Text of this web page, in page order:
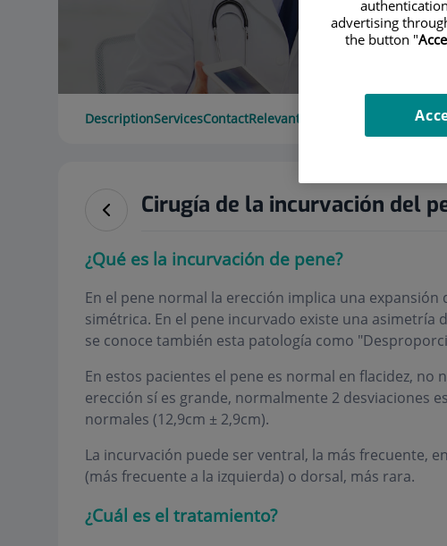
DescriptionServicesContactRelevant details Opening hours
Cirugía de la incurvación del
¿Qué es la incurvación de pene?
En el pene normal la erección implica una
simétrica. En el pene incurvado existe una asimetría
se conoce también esta patología como
En estos pacientes el pene es normal en flacidez,
erección sí es grande, normalmente 2 desviaciones
normales (12,9cm ± 2,9cm).
La incurvación puede ser ventral, la más frecuente,
(más frecuente a la izquierda) o dorsal, más rara.
¿Cuál es el tratamiento?
advertising
the button "